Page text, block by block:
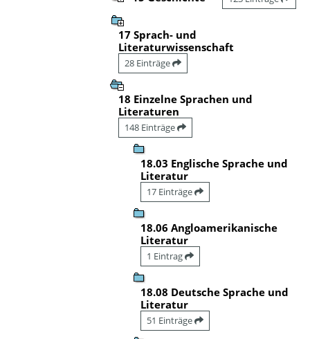
17 Sprach- und
Literaturwissenschaft
28 Einträge
18 Einzelne Sprachen und
Literaturen
148 Einträge
18.03 Englische Sprache und
Literatur
17 Einträge
18.06 Angloamerikanische
Literatur
1 Eintrag
18.08 Deutsche Sprache und
Literatur
51 Einträge